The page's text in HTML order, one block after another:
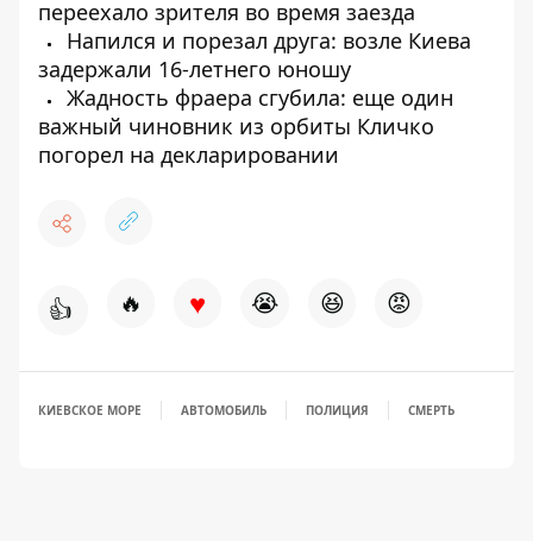
переехало зрителя во время заезда
Напился и порезал друга: возле Киева
задержали 16-летнего юношу
Жадность фраера сгубила: еще один
важный чиновник из орбиты Кличко
погорел на декларировании
👍 🔥 ♥ 😭 😆 😡
КИЕВСКОЕ МОРЕ АВТОМОБИЛЬ ПОЛИЦИЯ СМЕРТЬ